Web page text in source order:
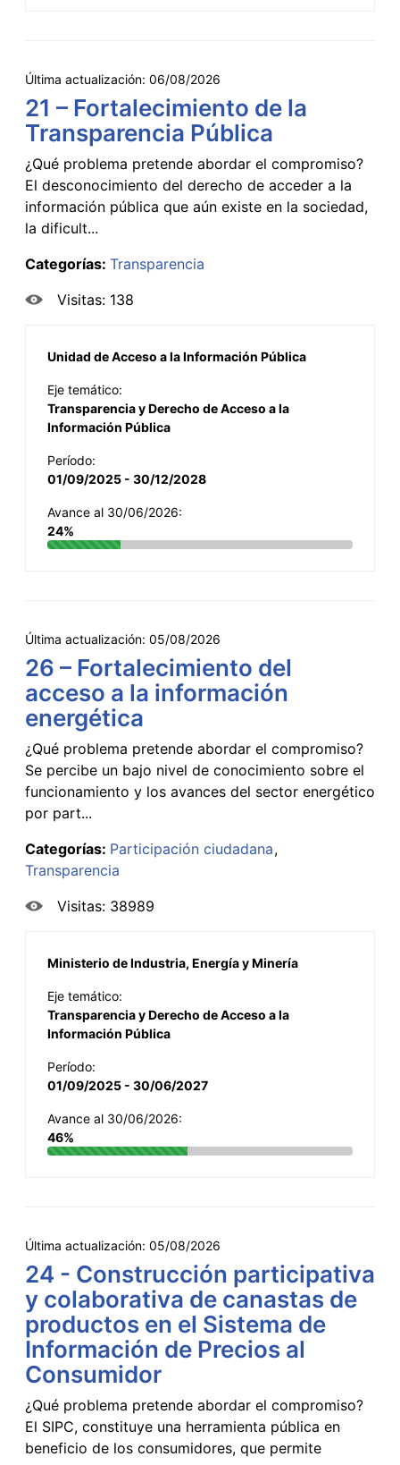
Última actualización: 06/08/2026
21 – Fortalecimiento de la
Transparencia Pública
¿Qué problema pretende abordar el compromiso?
El desconocimiento del derecho de acceder a la
información pública que aún existe en la sociedad,
la dificult...
Categorías: Transparencia
Visitas: 138
Unidad de Acceso a la Información Pública
Eje temático:
Transparencia y Derecho de Acceso a la
Información Pública
Período:
01/09/2025 - 30/12/2028
Avance al 30/06/2026:
24%
Última actualización: 05/08/2026
26 – Fortalecimiento del
acceso a la información
energética
¿Qué problema pretende abordar el compromiso?
Se percibe un bajo nivel de conocimiento sobre el
funcionamiento y los avances del sector energético
por part...
Categorías: Participación ciudadana
Transparencia
Visitas: 38989
Ministerio de Industria, Energía y Minería
Eje temático:
Transparencia y Derecho de Acceso a la
Información Pública
Período:
01/09/2025 - 30/06/2027
Avance al 30/06/2026:
46%
Última actualización: 05/08/2026
24 - Construcción participativa
y colaborativa de canastas de
productos en el Sistema de
Información de Precios al
Consumidor
¿Qué problema pretende abordar el compromiso?
El SIPC, constituye una herramienta pública en
beneficio de los consumidores, que permite